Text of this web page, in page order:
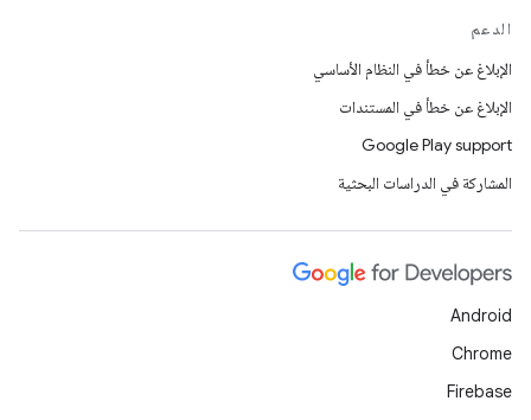
الدعم
الإبلاغ عن خطأ في النظام الأساسي
الإبلاغ عن خطأ في المستندات
Google Play support
المشاركة في الدراسات البحثية
Android
Chrome
Firebase